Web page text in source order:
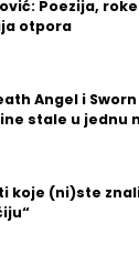
Poezija,
otpora
Angel i
stale u jednu
koje (ni)ste